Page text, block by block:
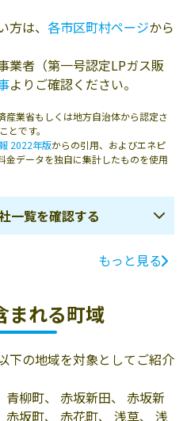
は、 各市区町村ページから
業者（第一号認定LPガス販
よりご確認ください。
業省もしくは地方自治体から認定さ
とです。
2022年版からの引用、およびエネピ
金データを独自に集計したものを使用
一覧を確認する
電話番号
48
大垣市
23番地
0584-73-3014
もっと見る
まれる町域
下の地域を対象としてご紹介
柳町、 赤坂新田、 赤坂新
坂町、 赤花町、 浅草、 浅